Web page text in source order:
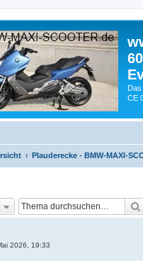
CE
Plauderecke - BMW-MAXI-
2026, 19:33